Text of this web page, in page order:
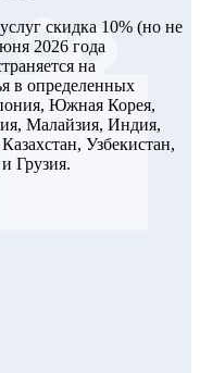
скидка 10% (но не
2026 года
на
в определенных
Южная Корея,
Малайзия, Индия,
Узбекистан,
Грузия.